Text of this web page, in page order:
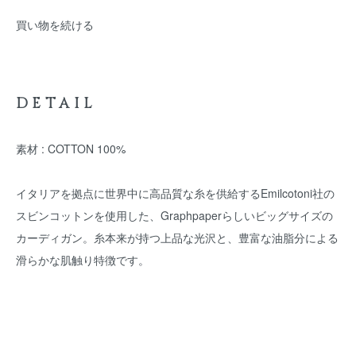
買い物を続ける
DETAIL
素材 : COTTON 100%
イタリアを拠点に世界中に高品質な糸を供給するEmilcotoni社の
スビンコットンを使用した、Graphpaperらしいビッグサイズの
カーディガン。糸本来が持つ上品な光沢と、豊富な油脂分による
滑らかな肌触り特徴です。